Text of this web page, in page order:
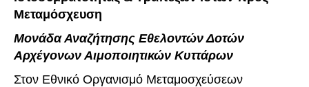
Μεταμόσχευση
Μονάδα Αναζήτησης Εθελοντών Δοτών
Αρχέγονων Αιμοποιητικών Κυττάρων
Στον Εθνικό Οργανισμό Μεταμοσχεύσεων